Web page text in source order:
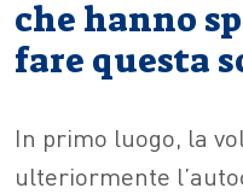
che hanno
fare questa
In primo luogo, la
ulteriormente